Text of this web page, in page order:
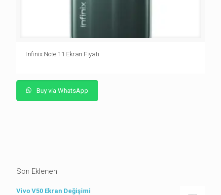
Infinix Note 11 Ekran Fiyatı
Buy via WhatsApp
Son Eklenen
Vivo V50 Ekran Değişimi